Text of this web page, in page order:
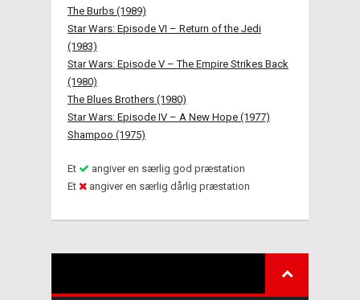
The Burbs (1989)
Star Wars: Episode VI – Return of the Jedi
(1983)
Star Wars: Episode V – The Empire Strikes Back
(1980)
The Blues Brothers (1980)
Star Wars: Episode IV – A New Hope (1977)
Shampoo (1975)
Et
angiver en særlig god præstation
Et
angiver en særlig dårlig præstation